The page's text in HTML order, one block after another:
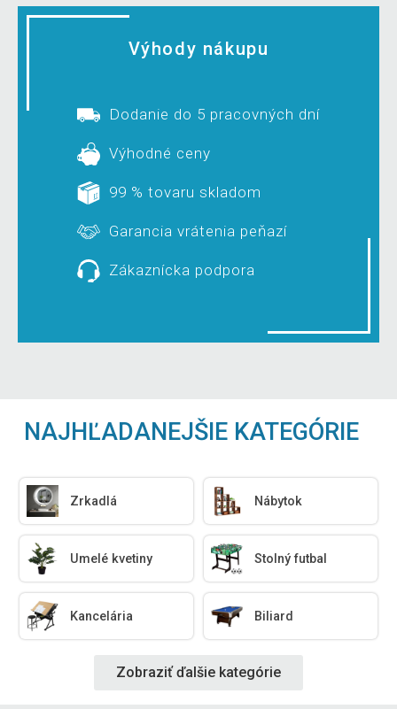
Výhody nákupu
Dodanie do 5 pracovných dní
Výhodné ceny
99 % tovaru skladom
Garancia vrátenia peňazí
Zákaznícka podpora
NAJHĽADANEJŠIE KATEGÓRIE
Zrkadlá Nábytok
Umelé kvetiny Stolný futbal
Kancelária Biliard
Zobraziť ďalšie kategórie